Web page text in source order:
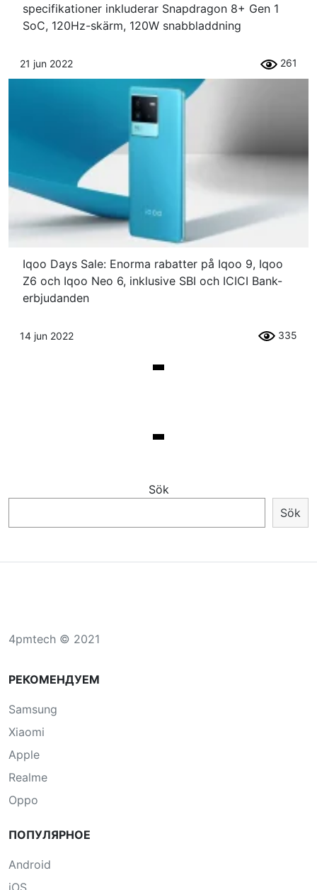
specifikationer inkluderar Snapdragon 8+ Gen 1
SoC, 120Hz-skärm, 120W snabbladdning
21 jun 2022 261
Iqoo Days Sale: Enorma rabatter på Iqoo 9, Iqoo
Z6 och Iqoo Neo 6, inklusive SBI och ICICI Bank-
erbjudanden
14 jun 2022 335
Sök
Sök
4pmtech © 2021
РЕКОМЕНДУЕМ
Samsung
Xiaomi
Apple
Realme
Oppo
ПОПУЛЯРНОЕ
Android